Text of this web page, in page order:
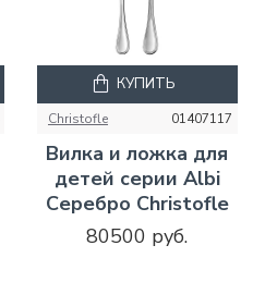
Christofle 01407117
Вилка и ложка для
детей серии Albi
Серебро Christofle
80500 руб.
КУПИТЬ